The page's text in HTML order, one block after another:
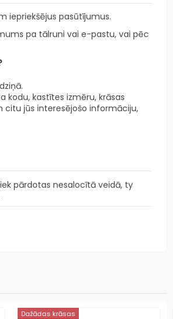
iepriekšējus pasūtījumus.
pa tālruni vai e-pastu, vai pēc
kodu, kastītes izmēru, krāsas
citu jūs interesējošo informāciju,
pārdotas nesalocītā veidā, ty
Dažādas krāsas